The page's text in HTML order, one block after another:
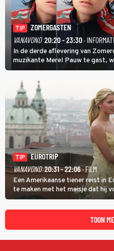
TIP
ZOMERGASTEN
VANAVOND 20:20 - 23:30·
In de derde aflevering van
muzikante Merel Pauw te gast,
boeiende avond beloven: 'Mijn
identiteit: grenzeloos, absurd en
TIP
EUROTRIP
VANAVOND 20:31 - 22:06· FILM
Een Amerikaanse tiener reist in
te maken met het meisje dat hij
TOON